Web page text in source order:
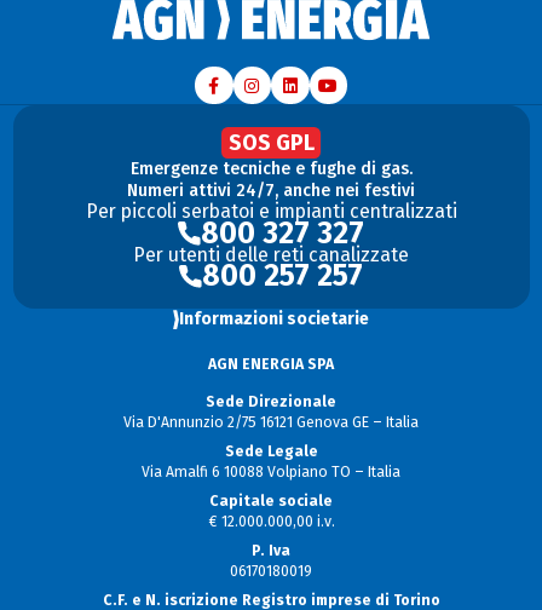
SOS GPL
Emergenze tecniche e fughe di gas.
Numeri attivi 24/7, anche nei festivi
Per piccoli serbatoi e impianti centralizzati
800 327 327
Per utenti delle reti canalizzate
800 257 257
Informazioni societarie
AGN ENERGIA SPA
Sede Direzionale
Via D'Annunzio 2/75 16121 Genova GE – Italia
Sede Legale
Via Amalfi 6 10088 Volpiano TO – Italia
Capitale sociale
€ 12.000.000,00 i.v.
P. Iva
06170180019
C.F. e N. iscrizione Registro imprese di Torino